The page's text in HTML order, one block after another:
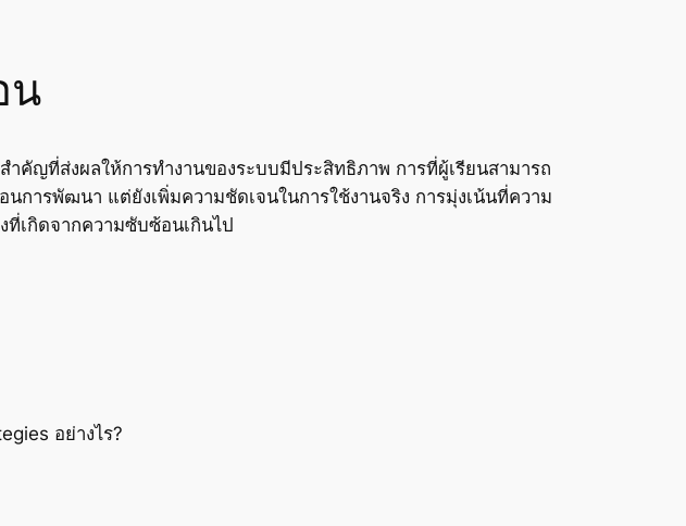
น
คัญที่ส่งผลให้การทำงานของระบบมีประสิทธิภาพ การที่ผู้เรียนสามารถ
การพัฒนา แต่ยังเพิ่มความชัดเจนในการใช้งานจริง การมุ่งเน้นที่ความ
เกิดจากความซับซ้อนเกินไป
อย่างไร?